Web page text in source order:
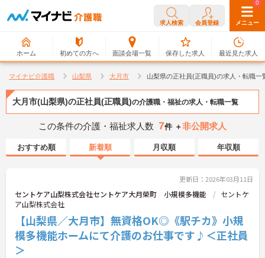
求人検索 会員登録 メニュー
ホーム 初めての方へ 面談会場一覧
0
保存した求人
0
最近見た求人
マイナビ介護職 山梨県 大月市 山梨県の正社員(正職員)の求人・転職一
大月市(山梨県)の正社員(正職員)の介護職・福祉の求人・転職一覧
この条件の介護・福祉求人数 7件 ＋非公開求人
おすすめ順 新着順 月収順 年収順
更新日：2026年03月11日
セントケア山梨株式会社セントケア大月榮町 小規模多機能
セントケ
ア山梨株式会社
【山梨県／大月市】無資格OK◎《駅チカ》小規
模多機能ホームにて介護のお仕事です♪＜正社員
＞